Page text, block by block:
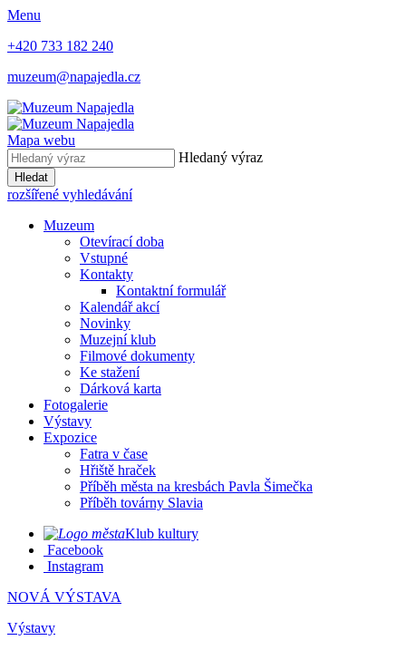
Menu
+420 733 182 240
muzeum@napajedla.cz
Mapa webu
Hledaný výraz
Hledat
rozšířené vyhledávání
Muzeum
Otevírací doba
Vstupné
Kontakty
Kontaktní formulář
Kalendář akcí
Novinky
Muzejní klub
Filmové dokumenty
Ke stažení
Dárková karta
Fotogalerie
Výstavy
Expozice
Fatra v čase
Hřiště hraček
Příběh města na kresbách Pavla Šimečka
Příběh továrny Slavia
Klub kultury
Facebook
Instagram
NOVÁ VÝSTAVA
Výstavy